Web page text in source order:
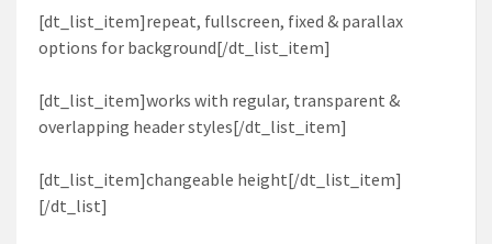
[dt_list_item]repeat, fullscreen, fixed & parallax
options for background[/dt_list_item]
[dt_list_item]works with regular, transparent &
overlapping header styles[/dt_list_item]
[dt_list_item]changeable height[/dt_list_item]
[/dt_list]